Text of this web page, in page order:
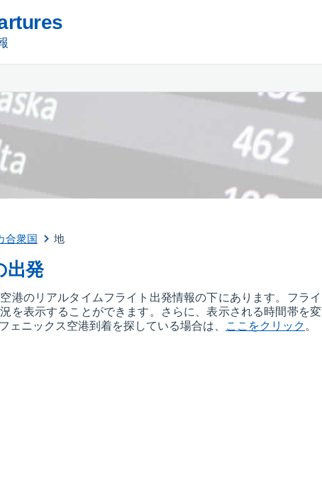
合衆国 地
出発
港のリアルタイムフライト出発情報の下にあります。フラ
を表示することができます。さらに、表示される時間帯を
ェニックス空港到着を探している場合は、
ここをクリック 。